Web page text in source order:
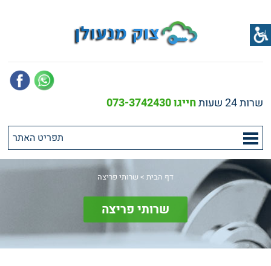
שרות 24 שעות חייגו 073-3742430
דף הבית > שרותי פריצה
שרותי פריצה